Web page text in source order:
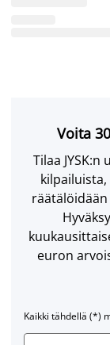
Voita
Tilaa
euron
Kaikki tähdellä (*)